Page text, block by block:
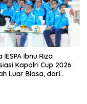
IESPA Ibnu Riza
Kapolri Cup 2026:
Luar Biasa, dari